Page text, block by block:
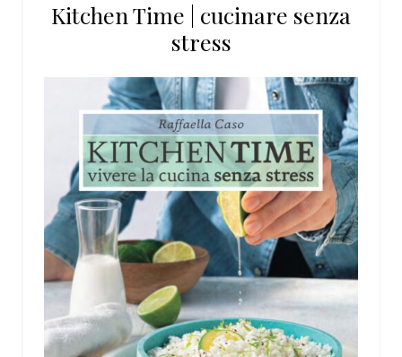
sito
Kitchen Time | cucinare senza
stress